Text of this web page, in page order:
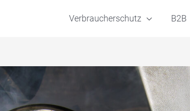
Verbraucherschutz B2B